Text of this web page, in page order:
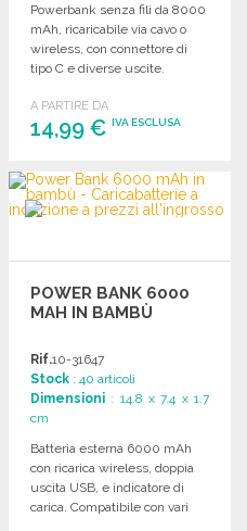
Powerbank senza fili da 8000
mAh, ricaricabile via cavo o
wireless, con connettore di
tipo C e diverse uscite.
A PARTIRE DA
14,99 €IVA ESCLUSA
ORDINARE
Richiedi un preventivo
POWER BANK 6000
MAH IN BAMBÙ
Rif.10-31647
Stock : 40 articoli
Dimensioni : 14.8 x 7.4 x 1.7
cm
Batteria esterna 6000 mAh
con ricarica wireless, doppia
uscita USB, e indicatore di
carica. Compatibile con vari